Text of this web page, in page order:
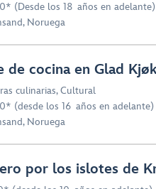
(Desde los 18 años en adelante)
Noruega
de cocina en Glad
culinarias,Cultural
(desde los 16 años en adelante)
Noruega
por los islotes de